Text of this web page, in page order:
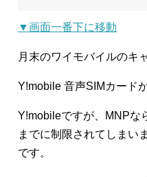
▼画面一番下に移動
月末のワイモバイルのキ
Y!mobile 音声SIMカード
Y!mobileですが、MNPな
までに制限されてしまい
です。